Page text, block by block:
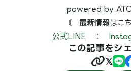
powered by
〘 最新情報はこ
公式LINE ：
この記事をシ
𝕏